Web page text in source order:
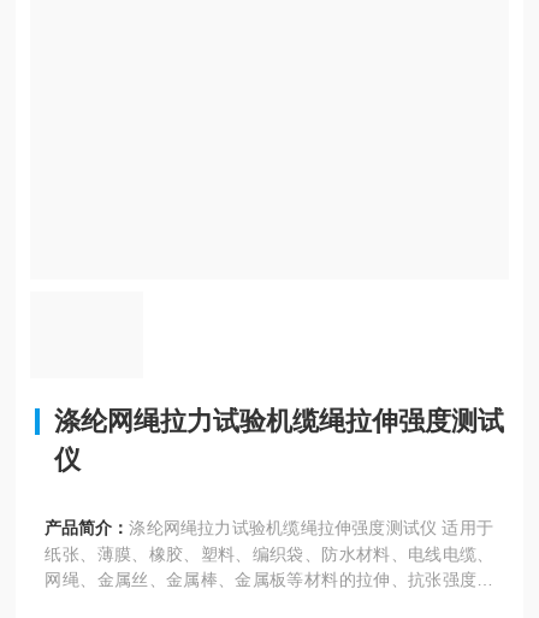
涤纶网绳拉力试验机缆绳拉伸强度测试
仪
产品简介：涤纶网绳拉力试验机缆绳拉伸强度测试仪 适用于
纸张、薄膜、橡胶、塑料、编织袋、防水材料、电线电缆、
网绳、金属丝、金属棒、金属板等材料的拉伸、抗张强度试